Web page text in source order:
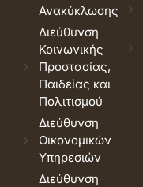
Ανακύκλωσης
Διεύθυνση
Κοινωνικής
Προστασίας,
Παιδείας και
Πολιτισμού
Διεύθυνση
Οικονομικών
Υπηρεσιών
Διεύθυνση